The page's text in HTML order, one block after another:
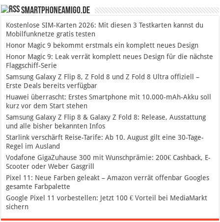
SmartphoneAmigo.de
Kostenlose SIM-Karten 2026: Mit diesen 3 Testkarten kannst du
Mobilfunknetze gratis testen
Honor Magic 9 bekommt erstmals ein komplett neues Design
Honor Magic 9: Leak verrät komplett neues Design für die nächste
Flaggschiff-Serie
Samsung Galaxy Z Flip 8, Z Fold 8 und Z Fold 8 Ultra offiziell –
Erste Deals bereits verfügbar
Huawei überrascht: Erstes Smartphone mit 10.000-mAh-Akku soll
kurz vor dem Start stehen
Samsung Galaxy Z Flip 8 & Galaxy Z Fold 8: Release, Ausstattung
und alle bisher bekannten Infos
Starlink verschärft Reise-Tarife: Ab 10. August gilt eine 30-Tage-
Regel im Ausland
Vodafone GigaZuhause 300 mit Wunschprämie: 200€ Cashback, E-
Scooter oder Weber Gasgrill
Pixel 11: Neue Farben geleakt – Amazon verrät offenbar Googles
gesamte Farbpalette
Google Pixel 11 vorbestellen: Jetzt 100 € Vorteil bei MediaMarkt
sichern